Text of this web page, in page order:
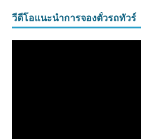
วีดีโอแนะนำการจองตั๋วรถทัวร์